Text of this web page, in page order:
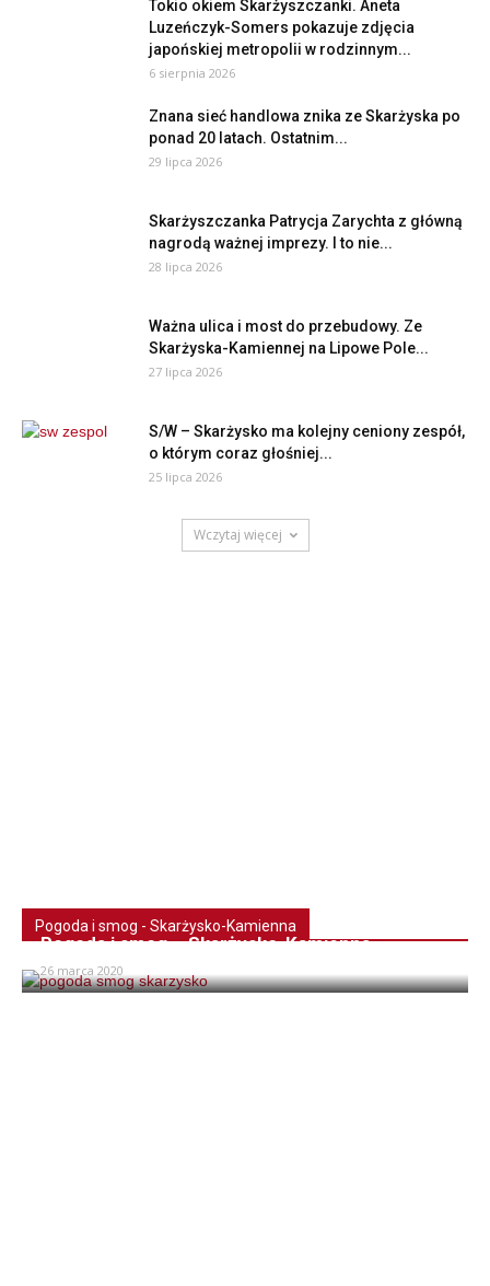
Tokio okiem Skarżyszczanki. Aneta
Luzeńczyk-Somers pokazuje zdjęcia
japońskiej metropolii w rodzinnym...
6 sierpnia 2026
Znana sieć handlowa znika ze Skarżyska po
ponad 20 latach. Ostatnim...
29 lipca 2026
Skarżyszczanka Patrycja Zarychta z główną
nagrodą ważnej imprezy. I to nie...
28 lipca 2026
Ważna ulica i most do przebudowy. Ze
Skarżyska-Kamiennej na Lipowe Pole...
27 lipca 2026
S/W – Skarżysko ma kolejny ceniony zespół,
o którym coraz głośniej...
25 lipca 2026
Wczytaj więcej
Pogoda i smog - Skarżysko-Kamienna
Pogoda i smog – Skarżysko-Kamienna
26 marca 2020